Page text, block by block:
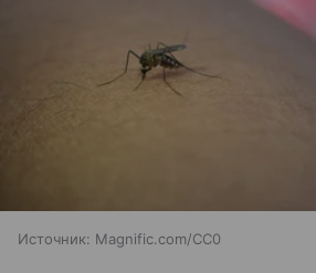
Источник: Magnific.com/CC0